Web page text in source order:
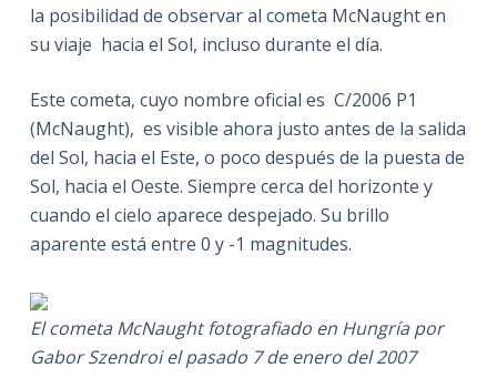
la posibilidad de observar al cometa McNaught en
su viaje hacia el Sol, incluso durante el día.
Este cometa, cuyo nombre oficial es C/2006 P1
(McNaught), es visible ahora justo antes de la salida
del Sol, hacia el Este, o poco después de la puesta de
Sol, hacia el Oeste. Siempre cerca del horizonte y
cuando el cielo aparece despejado. Su brillo
aparente está entre 0 y -1 magnitudes.
El cometa McNaught fotografiado en Hungría por
Gabor Szendroi el pasado 7 de enero del 2007